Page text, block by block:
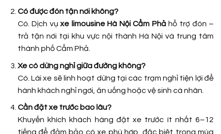
Có được đón tận nơi không?
Có. Dịch vụxe limousine Hà Nội Cẩm Phảhỗ trợ đón –
trả tận nơi tại khu vực nội thành Hà Nội và trung tâm
thành phố Cẩm Phả.
Xe có dừng nghỉ giữa đường không?
Có. Lái xe sẽ linh hoạt dừng tại các trạm nghỉ tiện lợi để
hành khách nghỉ ngơi, ăn uống hoặc vệ sinh cá nhân.
Cần đặt xe trước bao lâu?
Khuyến khích khách hàng đặt xe trước ít nhất 6–12
tiếng để đảm bảo có xe phù hợp, đặc biệt trong mùa